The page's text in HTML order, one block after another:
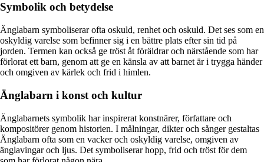
Symbolik och betydelse
Änglabarn symboliserar ofta oskuld, renhet och oskuld. Det ses som en
oskyldig varelse som befinner sig i en bättre plats efter sin tid på
jorden. Termen kan också ge tröst åt föräldrar och närstående som har
förlorat ett barn, genom att ge en känsla av att barnet är i trygga händer
och omgiven av kärlek och frid i himlen.
Änglabarn i konst och kultur
Änglabarnets symbolik har inspirerat konstnärer, författare och
kompositörer genom historien. I målningar, dikter och sånger gestaltas
Änglabarn ofta som en vacker och oskyldig varelse, omgiven av
änglavingar och ljus. Det symboliserar hopp, frid och tröst för dem